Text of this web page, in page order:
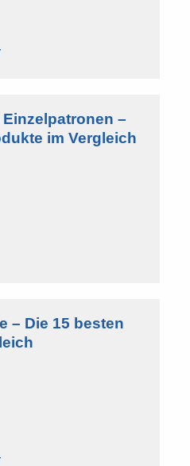
–
im Vergleich
– Die 15 besten